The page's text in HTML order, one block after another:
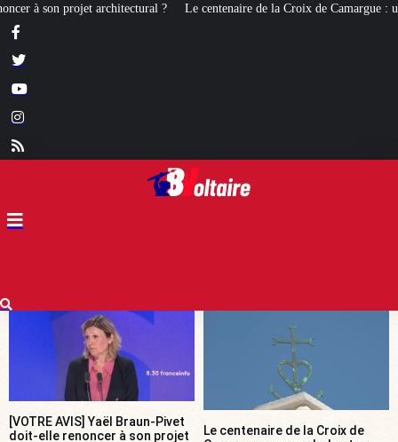
Le centenaire de la Croix de Camargue : un symbole et un signe
[VOTRE AVIS] Yaël Braun-Pivet
doit-elle renoncer à son projet
Le centenaire de la Croix de